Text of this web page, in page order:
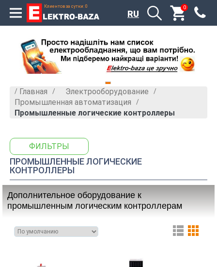
Клиентов за сутки: 0 0
RU
Главная » Электрооборудование »
Промышленная автоматизация »
Промышленные логические контроллеры
x
ФИЛЬТРЫ
ПРОМЫШЛЕННЫЕ ЛОГИЧЕСКИЕ
КОНТРОЛЛЕРЫ
Дополнительное оборудование к
промышленным логическим контроллерам